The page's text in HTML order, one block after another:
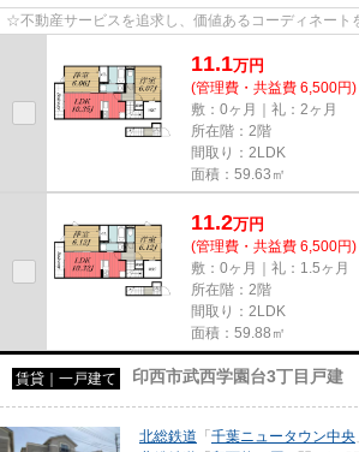
☆不動産サービスを追求し、価値あるコーディネー
11.1万円
(管理費・共益費 6,500円)
敷：0ヶ月｜礼：2ヶ月
所在階：2階
間取り：2LDK
面積：59.63㎡
11.2万円
(管理費・共益費 6,500円)
敷：0ヶ月｜礼：1.5ヶ月
所在階：2階
間取り：2LDK
面積：59.88㎡
賃貸｜一戸建て 印西市武西学園台3丁目戸建
北総鉄道 「千葉ニュータウン中央